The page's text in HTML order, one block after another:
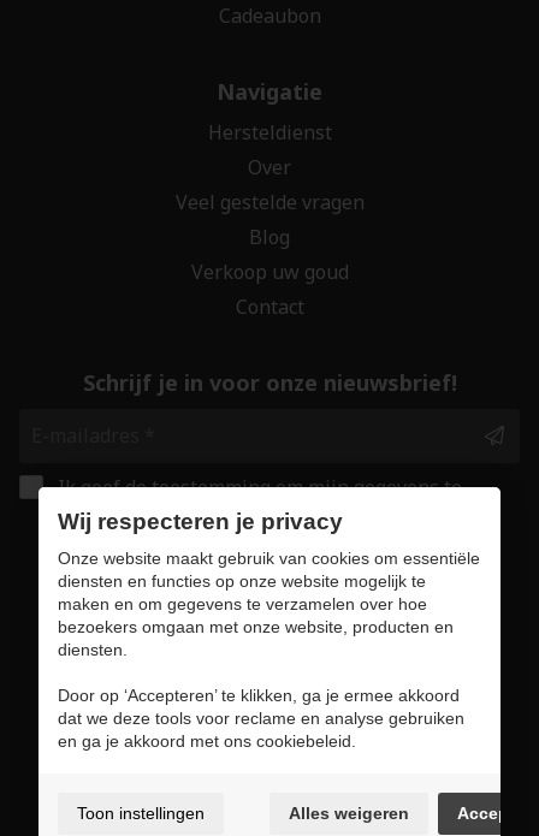
Cadeaubon
Navigatie
Hersteldienst
Over
Veel gestelde vragen
Blog
Verkoop uw goud
Contact
Schrijf je in voor onze nieuwsbrief!
Ik geef de toestemming om mijn gegevens te
bewaren en verwerken zoals aangegeven in
onze
privacy statement. *
Veilig online winkelen
Gebruiksvoorwaarden & privacybeleid
Sitemap
Wij respecteren je privacy
Onze website maakt gebruik van cookies om essentiële
diensten en functies op onze website mogelijk te
maken en om gegevens te verzamelen over hoe
bezoekers omgaan met onze website, producten en
diensten.
Door op ‘Accepteren’ te klikken, ga je ermee akkoord
dat we deze tools voor reclame en analyse gebruiken
en ga je akkoord met ons cookiebeleid.
Toon instellingen Alles weigeren